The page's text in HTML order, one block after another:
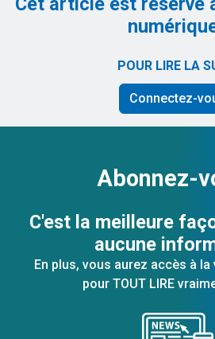
POUR LIRE LA
Connectez-
Abonnez-
C'est la meilleure
aucune
En plus, vous aurez accès à
pour TOUT LIRE